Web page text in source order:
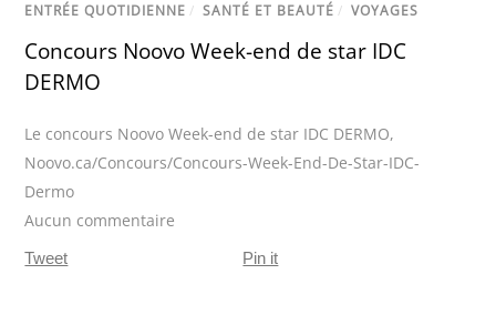
ENTRÉE QUOTIDIENNE / SANTÉ ET BEAUTÉ / VOYAGES
Concours Noovo Week-end de star IDC
DERMO
Le concours Noovo Week-end de star IDC DERMO,
Noovo.ca/Concours/Concours-Week-End-De-Star-IDC-
Dermo
Aucun commentaire
Tweet Pin it